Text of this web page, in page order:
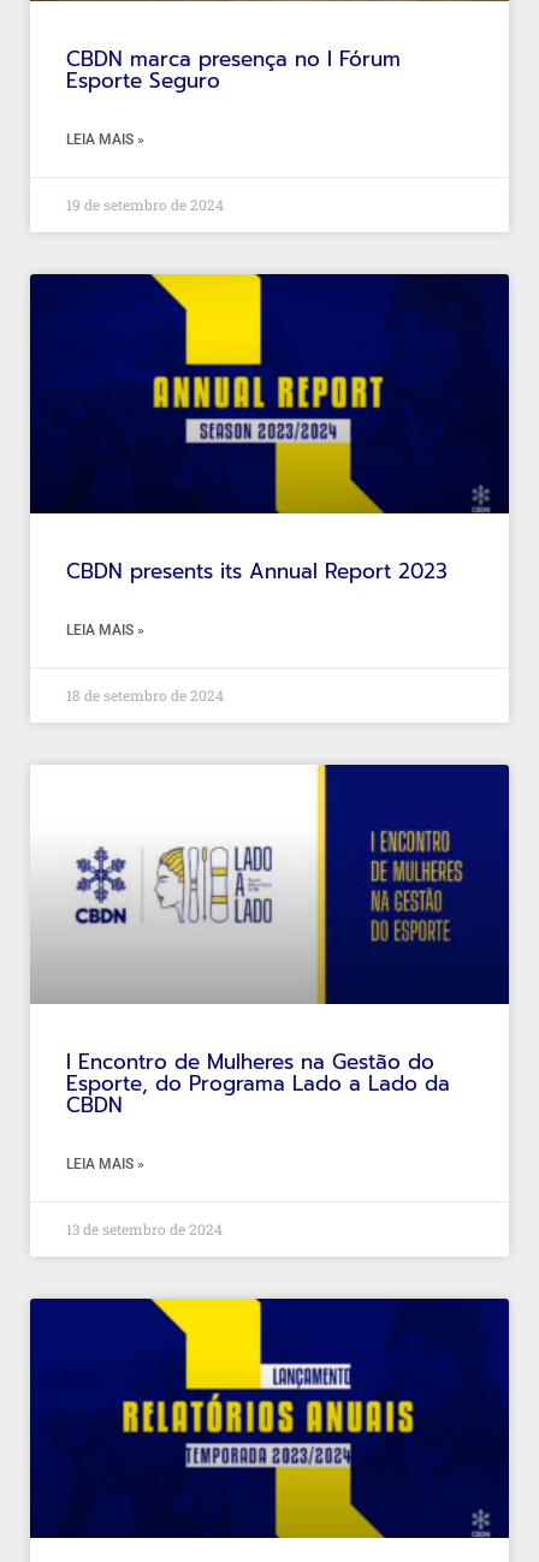
CBDN marca presença no I Fórum
Esporte Seguro
LEIA MAIS »
19 de setembro de 2024
CBDN presents its Annual Report 2023
LEIA MAIS »
18 de setembro de 2024
I Encontro de Mulheres na Gestão do
Esporte, do Programa Lado a Lado da
CBDN
LEIA MAIS »
13 de setembro de 2024